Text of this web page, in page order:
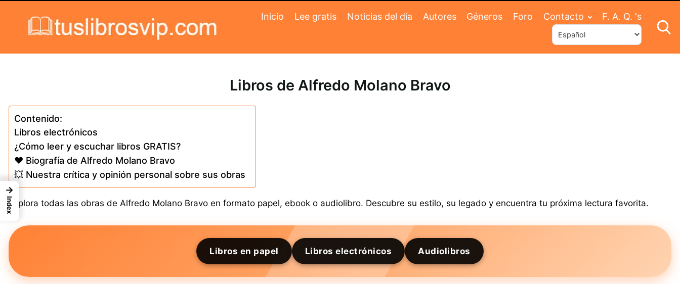
Inicio Lee gratis Noticias del día Autores Géneros Foro Contacto F. A. Q. 's
Libros de Alfredo Molano Bravo
Contenido:
Libros electrónicos
¿Cómo leer y escuchar libros GRATIS?
❤️ Biografía de Alfredo Molano Bravo
💥 Nuestra crítica y opinión personal sobre sus obras
Explora todas las obras de Alfredo Molano Bravo en formato papel, ebook o audiolibro. Descubre su estilo, su legado y encuentra tu próxima lectura favorita.
Libros en papel Libros electrónicos Audiolibros
→
Index